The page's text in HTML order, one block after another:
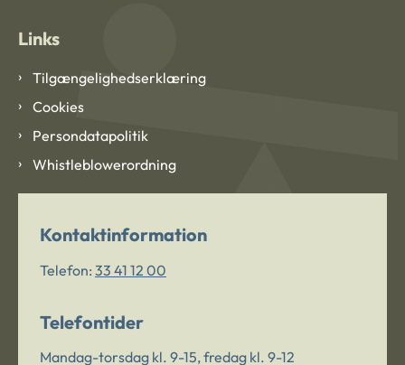
Links
Tilgængelighedserklæring
Cookies
Persondatapolitik
Whistleblowerordning
Kontaktinformation
Telefon: 33 41 12 00
Telefontider
Mandag-torsdag kl. 9-15, fredag kl. 9-12